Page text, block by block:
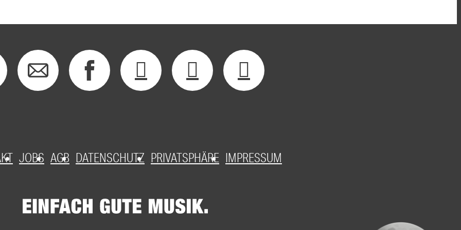
JOBS AGB DATENSCHUTZ PRIVATSPHÄRE IMPRESSUM